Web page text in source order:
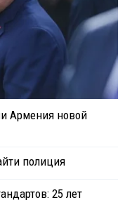
Армения новой
полиция
25 лет